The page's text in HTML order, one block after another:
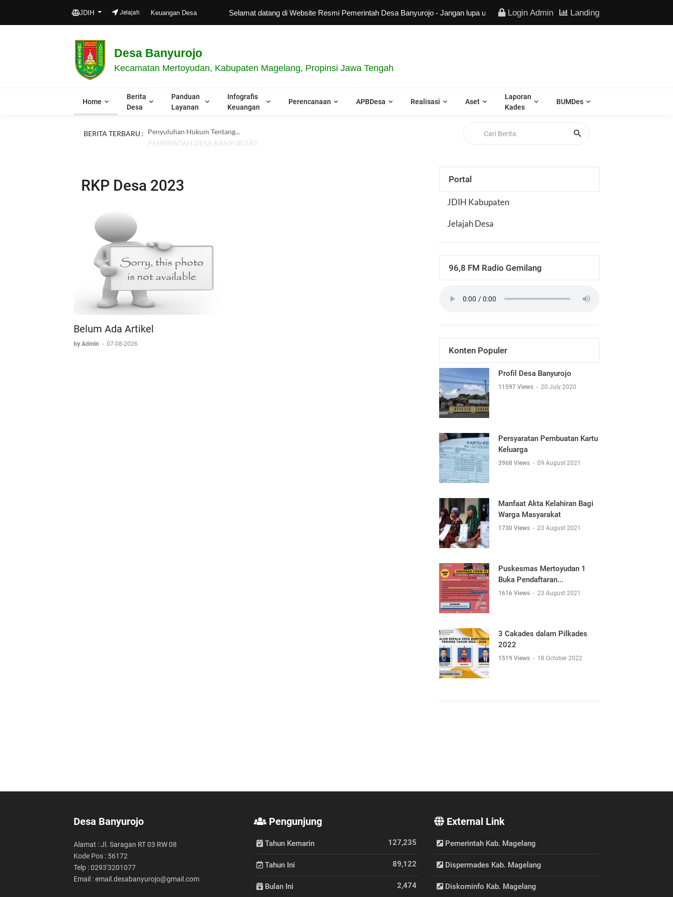
JDIH Jelajah Keuangan Desa Selamat datang di Website Resmi Pemerintah Desa Banyurojo - Jangan lupa update secara berkala data kependudukan Anda -
Login Admin Landing
Desa Banyurojo
Kecamatan Mertoyudan, Kabupaten Magelang, Propinsi Jawa Tengah
Home
Berita
Desa
Panduan
Layanan
Infografis
Keuangan
Perencanaan APBDesa Realisasi Aset
Laporan
Kades
BUMDes
BERITA TERBARU :
PEMERINTAH DESA BANYUROJO
Penyuluhan Hukum Tentang...
RKP Desa 2023
Belum Ada Artikel
by Admin - 07-08-2026
Portal
JDIH Kabupaten
Jelajah Desa
96,8 FM Radio Gemilang
Konten Populer
Profil Desa Banyurojo
11597 Views - 20 July 2020
Persyaratan Pembuatan Kartu
Keluarga
3968 Views - 09 August 2021
Manfaat Akta Kelahiran Bagi
Warga Masyarakat
1730 Views - 23 August 2021
Puskesmas Mertoyudan 1
Buka Pendaftaran...
1616 Views - 23 August 2021
3 Cakades dalam Pilkades
2022
1519 Views - 18 October 2022
Desa Banyurojo
Alamat : Jl. Saragan RT 03 RW 08
Kode Pos : 56172
Telp : 0293'3201077
Email : email.desabanyurojo@gmail.com
Pengunjung
Tahun Kemarin 127,235
Tahun Ini 89,122
Bulan Ini 2,474
External Link
Pemerintah Kab. Magelang
Dispermades Kab. Magelang
Diskominfo Kab. Magelang